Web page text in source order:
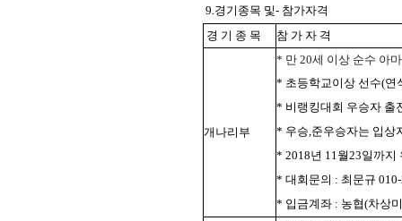
9.경기종목 및- 참가자격
경 기 종 목
참 가 자 격
개나리부
* 만 20세 이상 순수 아
* 초등학교이상 선수(연
* 비랭킹대회 우승자 출
* 우승,준우승자는 입상
* 2018년 11월23일까지
* 대회문의 : 최문규
* 입금계좌 : 농협(차상